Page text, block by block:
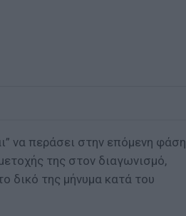
να περάσει στην επόμενη φάση
της στον διαγωνισμό,
δικό της μήνυμα κατά του